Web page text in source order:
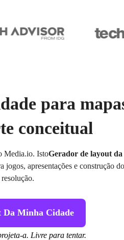
para
conceitual
Media.io. IstoGerador de layout da
apresentações e construção
Minha Cidade
a. Livre para tentar.